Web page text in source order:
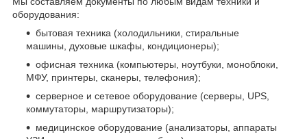
оборудования:
бытовая техника (холодильники, стиральные
машины, духовые шкафы, кондиционеры);
офисная техника (компьютеры, ноутбуки, моноблоки,
МФУ, принтеры, сканеры, телефония);
серверное и сетевое оборудование (серверы, UPS,
коммутаторы, маршрутизаторы);
медицинское оборудование (анализаторы, аппараты